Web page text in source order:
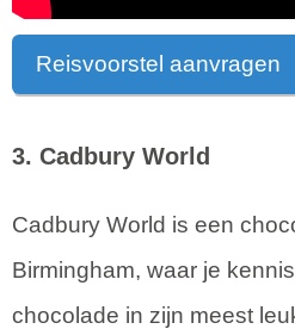
Reisvoorstel aanvragen
3. Cadbury World
Cadbury World is een
Birmingham, waar je
chocolade in zijn meest